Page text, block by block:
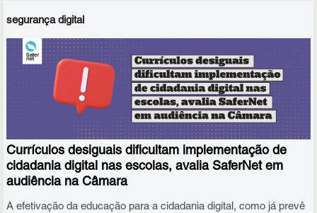
segurança digital
Currículos desiguais dificultam implementação de
cidadania digital nas escolas, avalia SaferNet em
audiência na Câmara
A efetivação da educação para a cidadania digital, como já prevê